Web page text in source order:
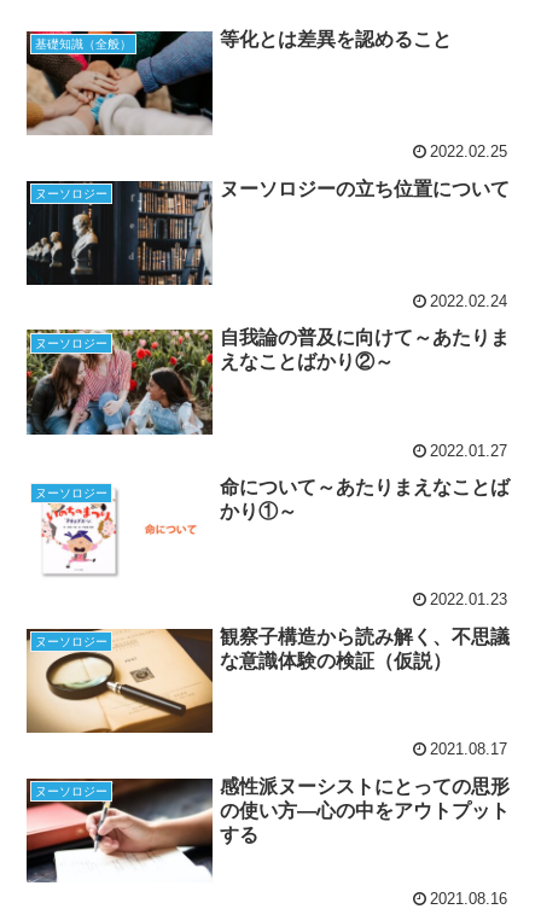
基礎知識（全般） 等化とは差異を認めること
2022.02.25
ヌーソロジー ヌーソロジーの立ち位置について
2022.02.24
ヌーソロジー
自我論の普及に向けて～あたりま
えなことばかり②～
2022.01.27
ヌーソロジー
命について～あたりまえなことば
かり①～
2022.01.23
ヌーソロジー
観察子構造から読み解く、不思議
な意識体験の検証（仮説）
2021.08.17
ヌーソロジー
感性派ヌーシストにとっての思形
の使い方―心の中をアウトプット
する
2021.08.16